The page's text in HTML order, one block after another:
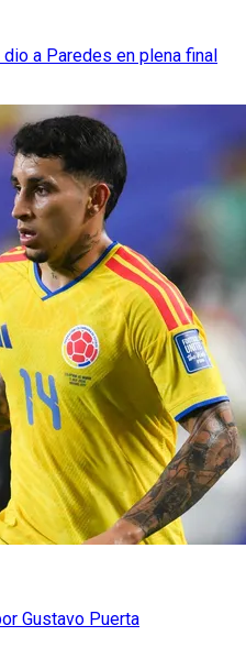
a Paredes en plena final
Gustavo Puerta